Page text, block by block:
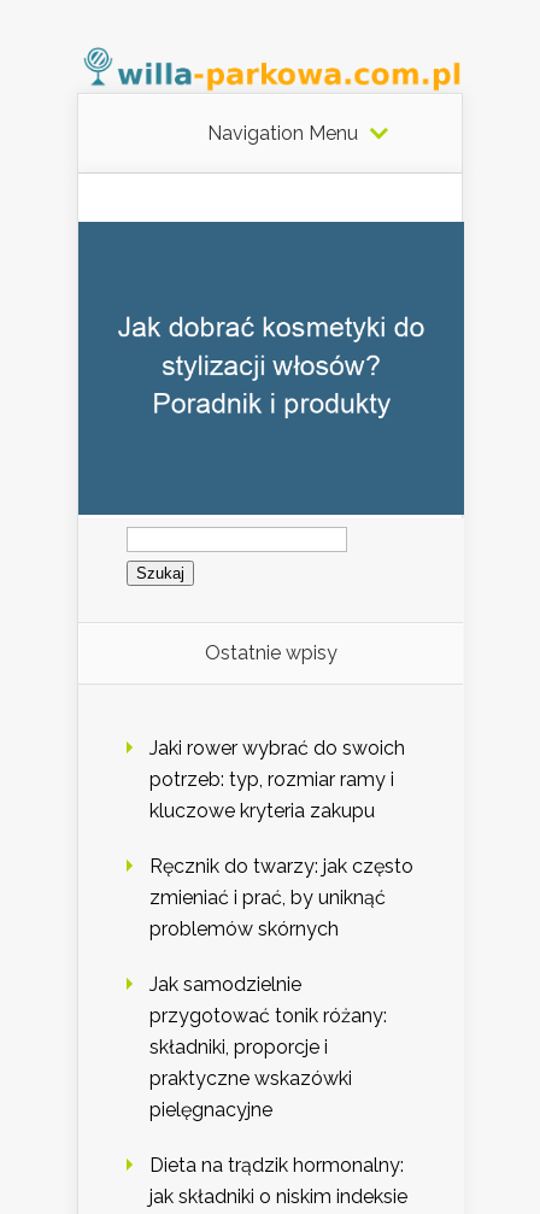
Navigation Menu
Szukaj:
Ostatnie wpisy
Jaki rower wybrać do swoich
potrzeb: typ, rozmiar ramy i
kluczowe kryteria zakupu
Ręcznik do twarzy: jak często
zmieniać i prać, by uniknąć
problemów skórnych
Jak samodzielnie
przygotować tonik różany:
składniki, proporcje i
praktyczne wskazówki
pielęgnacyjne
Dieta na trądzik hormonalny:
jak składniki o niskim indeksie